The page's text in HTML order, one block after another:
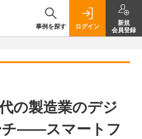
事例を探す ログイン
新規
会員登録
の製造業のデジ
チ――スマートフ